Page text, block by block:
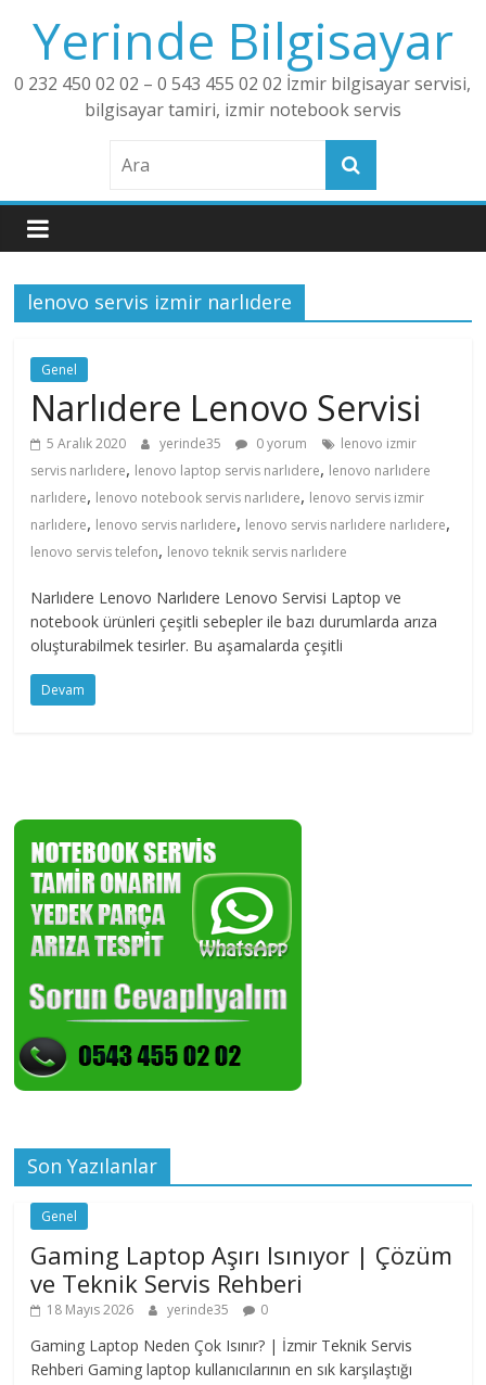
contentYerinde Bilgisayar
0 232 450 02 02 – 0 543 455 02 02 İzmir bilgisayar servisi,
bilgisayar tamiri, izmir notebook servis
lenovo servis izmir narlıdere
Genel
Narlıdere Lenovo Servisi
5 Aralık 2020 yerinde35 0 yorum
lenovo izmir
servis narlıdere, lenovo laptop servis narlıdere, lenovo narlıdere
narlıdere, lenovo notebook servis narlıdere, lenovo servis izmir
narlıdere, lenovo servis narlıdere, lenovo servis narlıdere narlıdere,
lenovo servis telefon, lenovo teknik servis narlıdere
Narlıdere Lenovo Narlıdere Lenovo Servisi Laptop ve
notebook ürünleri çeşitli sebepler ile bazı durumlarda arıza
oluşturabilmek tesirler. Bu aşamalarda çeşitli
Devam
Son Yazılanlar
Genel
Gaming Laptop Aşırı Isınıyor | Çözüm
ve Teknik Servis Rehberi
18 Mayıs 2026 yerinde35 0
Gaming Laptop Neden Çok Isınır? | İzmir Teknik Servis
Rehberi Gaming laptop kullanıcılarının en sık karşılaştığı